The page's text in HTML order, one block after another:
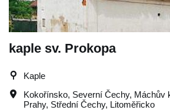
kaple sv. Prokopa
Kaple
Kokořínsko, Severní Čechy, Máchův
Prahy, Střední Čechy, Litoměřicko